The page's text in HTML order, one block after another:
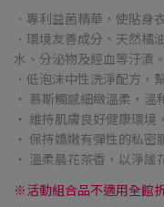
．專利益菌精華，使貼身
．環境友善成分、天然橘
水、分泌物及經血等汙漬。
．低泡沫中性洗淨配方，
‧ 慕斯觸感細緻溫柔，溫
‧ 維持肌膚良好健康環境
‧ 保持嬌嫩有彈性的私密
‧ 溫柔晨花茶香，以淨謐
※活動組合品不適用全館